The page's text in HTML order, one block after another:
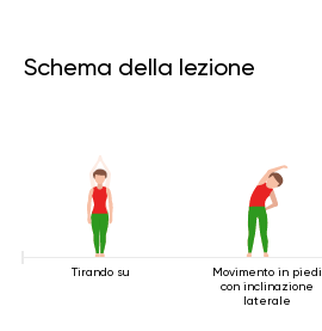
Schema della lezione
Tirando su
Movimento in piedi
con inclinazione
laterale